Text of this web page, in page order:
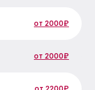
от 2000₽
от 2000₽